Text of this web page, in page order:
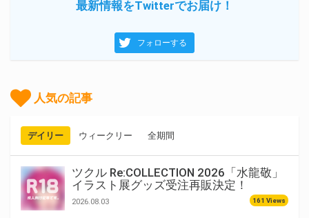
最新情報をTwitterでお届け！
フォローする
人気の記事
デイリー ウィークリー 全期間
ツクル Re:COLLECTION 2026「水龍敬」
イラスト展グッズ受注再販決定！
2026.08.03 161 Views